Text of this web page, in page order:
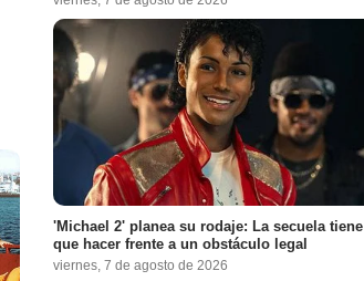
'Michael 2' planea su rodaje: La secuela tiene
que hacer frente a un obstáculo legal
viernes, 7 de agosto de 2026